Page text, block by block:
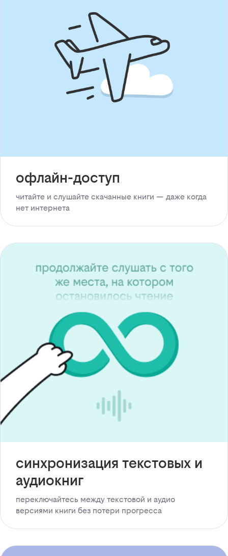
офлайн-доступ
читайте и слушайте скачанные книги — даже когда
нет интернета
синхронизация текстовых и
аудиокниг
переключайтесь между текстовой и аудио
версиями книги без потери прогресса